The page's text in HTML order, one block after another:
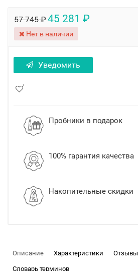
57 745 ₽45 281 ₽
Нет в наличии
Уведомить
Пробники в подарок
100% гарантия качества
Накопительные скидки
Описание Характеристики Отзывы
Словарь терминов